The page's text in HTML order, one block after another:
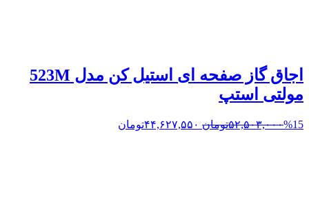
اجاق گاز صفحه ای استیل کن مدل 523M
مولتی استپ
%15۵۲,۵۰۳,۰۰۰تومان ۴۴,۶۲۷,۵۵۰تومان